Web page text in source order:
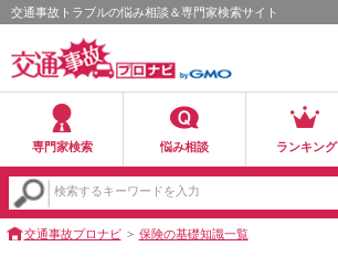
交通事故トラブルの悩み相談＆専門家検索サイト
専門家検索 悩み相談 ランキング
検索するキーワードを入力
交通事故プロナビ 保険の基礎知識一覧